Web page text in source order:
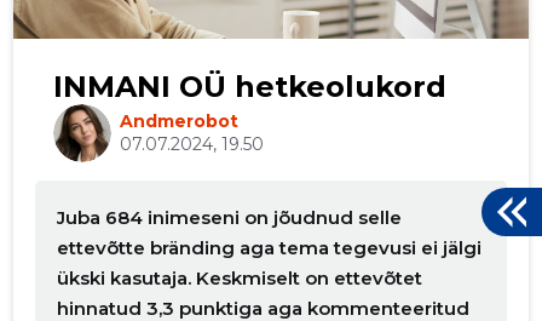
INMANI OÜ hetkeolukord
Andmerobot
07.07.2024, 19.50
Juba 684 inimeseni on jõudnud selle
ettevõtte bränding aga tema tegevusi ei jälgi
ükski kasutaja. Keskmiselt on ettevõtet
hinnatud 3,3 punktiga aga kommenteeritud